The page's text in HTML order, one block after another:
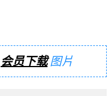
会员下载图片